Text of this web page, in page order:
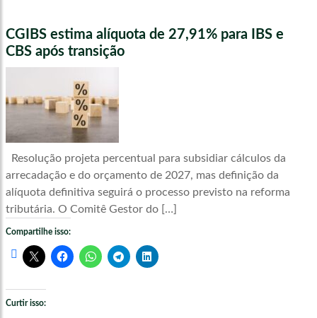
CGIBS estima alíquota de 27,91% para IBS e
CBS após transição
Resolução projeta percentual para subsidiar cálculos da
arrecadação e do orçamento de 2027, mas definição da
alíquota definitiva seguirá o processo previsto na reforma
tributária. O Comitê Gestor do […]
Compartilhe isso:
Curtir isso: